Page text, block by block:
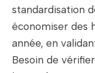
standardisation
économiser des
année, en
Besoin de